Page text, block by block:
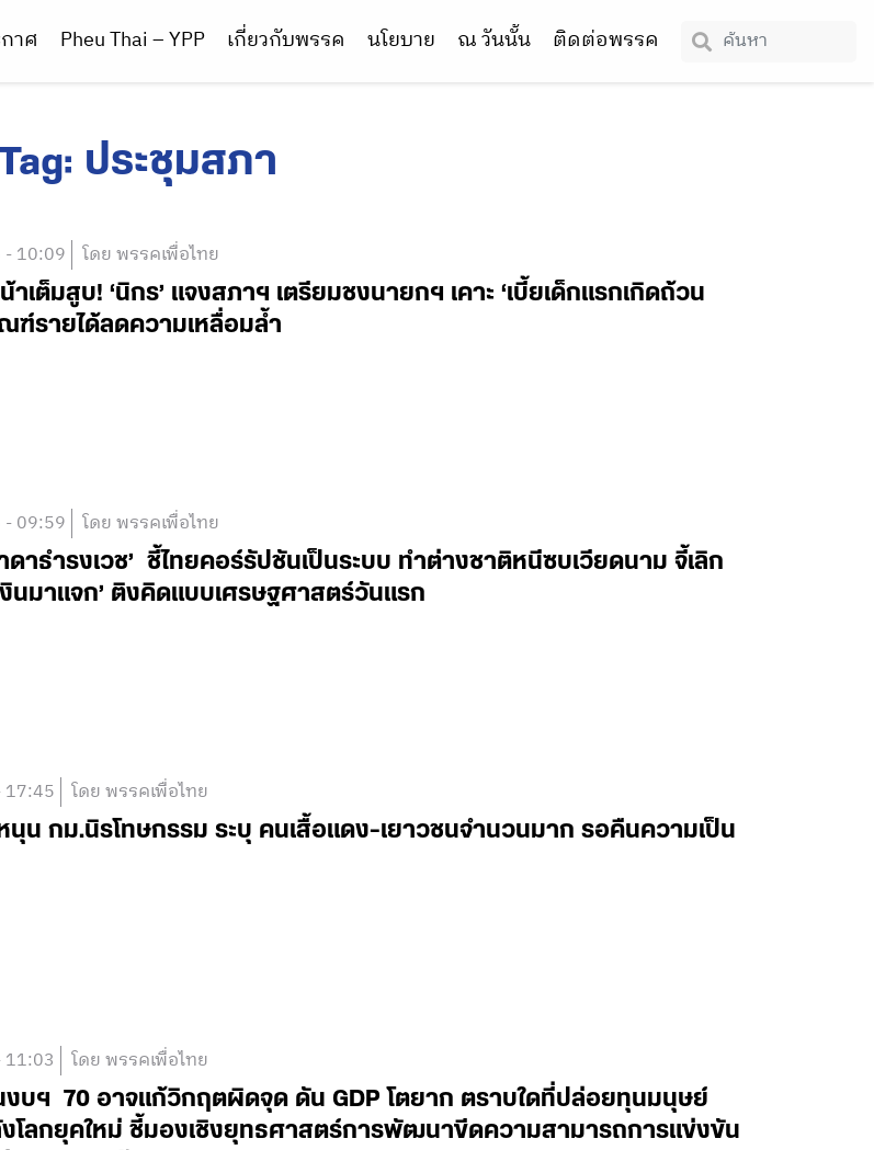
าศ Pheu Thai – YPP เกี่ยวกับพรรค นโยบาย ณ วันนั้น ติดต่อพรรค
ประชุมสภา
- 10:09 โดย พรรคเพื่อไทย
น้าเต็มสูบ! ‘นิกร’ แจงสภาฯ เตรียมชงนายกฯ เคาะ ‘เบี้ยเด็กแรกเกิดถ้วน
ณฑ์รายได้ลดความเหลื่อมล้ำ
- 09:59 โดย พรรคเพื่อไทย
ดาธำรงเวช’ ชี้ไทยคอร์รัปชันเป็นระบบ ทำต่างชาติหนีซบเวียดนาม จี้เลิก
งินมาแจก’ ติงคิดแบบเศรษฐศาสตร์วันแรก
17:45 โดย พรรคเพื่อไทย
น กม.นิรโทษกรรม ระบุ คนเสื้อแดง-เยาวชนจำนวนมาก รอคืนความเป็น
11:03 โดย พรรคเพื่อไทย
นงบฯ 70 อาจแก้วิกฤตผิดจุด ดัน GDP โตยาก ตราบใดที่ปล่อยทุนมนุษย์
โลกยุคใหม่ ชี้มองเชิงยุทธศาสตร์การพัฒนาขีดความสามารถการแข่งขัน